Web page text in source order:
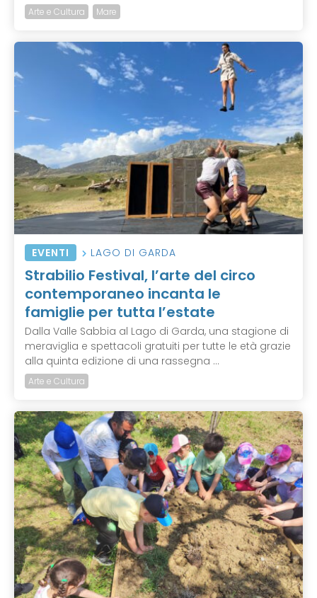
Arte e Cultura Mare
EVENTI LAGO DI GARDA
Strabilio Festival, l’arte del circo
contemporaneo incanta le
famiglie per tutta l’estate
Dalla Valle Sabbia al Lago di Garda, una stagione di
meraviglia e spettacoli gratuiti per tutte le età grazie
alla quinta edizione di una rassegna ...
Arte e Cultura